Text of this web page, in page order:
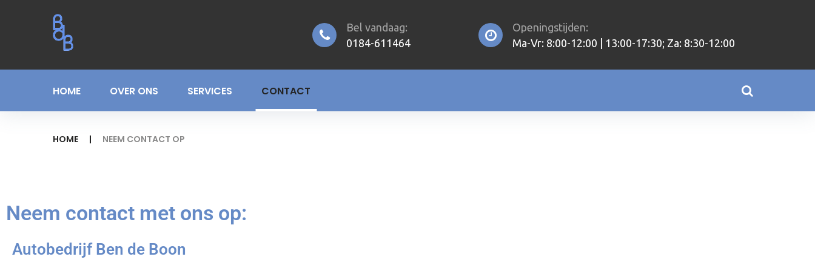
Bel vandaag:
0184-611464
Openingstijden:
Ma-Vr: 8:00-12:00 | 13:00-17:30; Za: 8:30-12:00
HOME OVER ONS SERVICES CONTACT
HOME | NEEM CONTACT OP
Neem contact met ons op:
Autobedrijf Ben de Boon